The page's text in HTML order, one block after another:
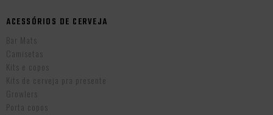
ACESSÓRIOS DE CERVEJA
Bar Mats
Camisetas
Kits e copos
Kits de cerveja pra presente
Growlers
Porta copos